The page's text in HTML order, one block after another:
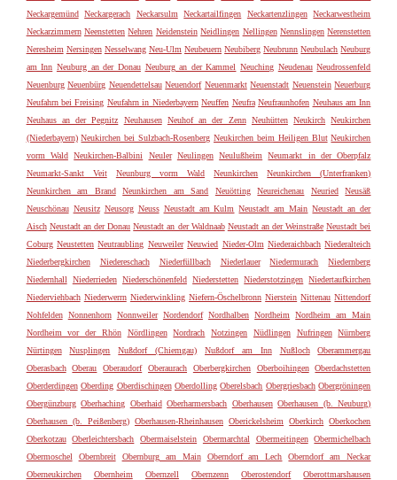
Neckargemünd Neckargerach Neckarsulm Neckartailfingen Neckartenzlingen Neckarwestheim
Neckarzimmern Neenstetten Nehren Neidenstein Neidlingen Nellingen Nennslingen Nerenstetten
Neresheim Nersingen Nesselwang Neu-Ulm Neubeuern Neubiberg Neubrunn Neubulach Neuburg
am Inn Neuburg an der Donau Neuburg an der Kammel Neuching Neudenau Neudrossenfeld
Neuenburg Neuenbürg Neuendettelsau Neuendorf Neuenmarkt Neuenstadt Neuenstein Neuerburg
Neufahrn bei Freising Neufahrn in Niederbayern Neuffen Neufra Neufraunhofen Neuhaus am Inn
Neuhaus an der Pegnitz
Neuhausen Neuhof an der Zenn Neuhütten Neukirch Neukirchen
(Niederbayern) Neukirchen bei Sulzbach-Rosenberg Neukirchen beim Heiligen Blut Neukirchen
vorm Wald Neukirchen-Balbini Neuler Neulingen Neulußheim
Neumarkt in der Oberpfalz
Neumarkt-Sankt Veit
Neunburg vorm Wald Neunkirchen
Neunkirchen (Unterfranken)
Neunkirchen am Brand
Neunkirchen am Sand Neuötting Neureichenau Neuried
Neusäß
Neuschönau Neusitz Neusorg Neuss Neustadt am Kulm Neustadt am Main Neustadt an der
Aisch Neustadt an der Donau Neustadt an der Waldnaab Neustadt an der Weinstraße Neustadt bei
Coburg Neustetten Neutraubling Neuweiler Neuwied Nieder-Olm Niederaichbach Niederalteich
Niederbergkirchen
Niedereschach Niederfüllbach Niederlauer Niedermurach
Niedernberg
Niedernhall
Niederrieden Niederschönenfeld Niederstetten Niederstotzingen Niedertaufkirchen
Niederviehbach Niederwerrn Niederwinkling Niefern-Öschelbronn Nierstein Nittenau Nittendorf
Nohfelden Nonnenhorn Nonnweiler Nordendorf Nordhalben Nordheim
Nordheim am Main
Nordheim vor der Rhön
Nördlingen Nordrach Notzingen Nüdlingen Nufringen
Nürnberg
Nürtingen
Nusplingen Nußdorf (Chiemgau) Nußdorf am Inn Nußloch
Oberammergau
Oberasbach
Oberau Oberaudorf Oberaurach Oberbergkirchen Oberboihingen
Oberdachstetten
Oberderdingen Oberding Oberdischingen Oberdolling Oberelsbach Obergriesbach Obergröningen
Obergünzburg Oberhaching Oberhaid Oberharmersbach Oberhausen Oberhausen (b. Neuburg)
Oberhausen (b. Peißenberg) Oberhausen-Rheinhausen Oberickelsheim Oberkirch Oberkochen
Oberkotzau
Oberleichtersbach Obermaiselstein Obermarchtal Obermeitingen
Obermichelbach
Obermoschel
Obernbreit Obernburg am Main Oberndorf am Lech
Oberndorf am Neckar
Oberneukirchen
Obernheim Obernzell Obernzenn Oberostendorf
Oberottmarshausen